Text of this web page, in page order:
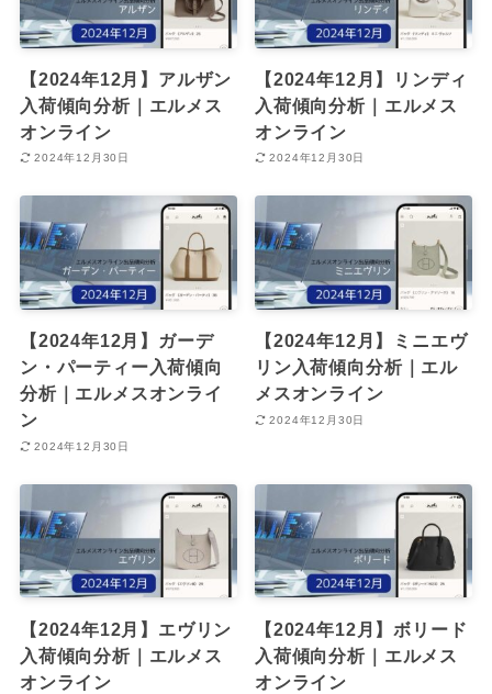
【2024年12月】アルザン
入荷傾向分析｜エルメス
オンライン
2024年12月30日
【2024年12月】リンディ
入荷傾向分析｜エルメス
オンライン
2024年12月30日
【2024年12月】ガーデ
ン・パーティー入荷傾向
分析｜エルメスオンライ
ン
2024年12月30日
【2024年12月】ミニエヴ
リン入荷傾向分析｜エル
メスオンライン
2024年12月30日
【2024年12月】エヴリン
入荷傾向分析｜エルメス
オンライン
【2024年12月】ボリード
入荷傾向分析｜エルメス
オンライン